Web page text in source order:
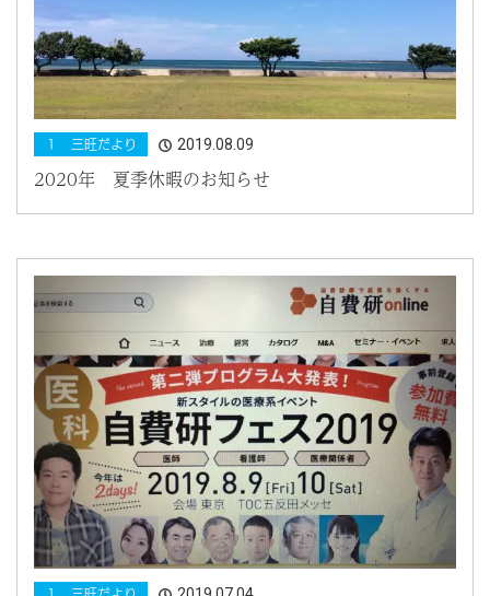
１ 三旺だより 2019.08.09
2020年 夏季休暇のお知らせ